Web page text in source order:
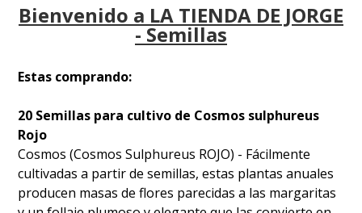
Bienvenido a LA TIENDA DE JORGE
- Semillas
Estas comprando:
20 Semillas para cultivo de Cosmos sulphureus
Rojo
Cosmos (Cosmos Sulphureus ROJO) - Fácilmente
cultivadas a partir de semillas, estas plantas anuales
producen masas de flores parecidas a las margaritas